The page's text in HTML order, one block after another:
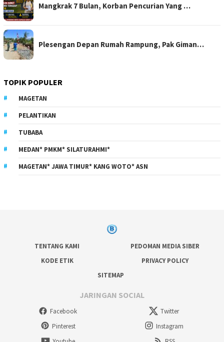
Mangkrak 7 Bulan, Korban Pencurian Yang …
Plesengan Depan Rumah Rampung, Pak Giman…
TOPIK POPULER
MAGETAN
PELANTIKAN
TUBABA
MEDAN* PMKM* SILATURAHMI*
MAGETAN* JAWA TIMUR* KANG WOTO* ASN
TENTANG KAMI
PEDOMAN MEDIA SIBER
KODE ETIK
PRIVACY POLICY
SITEMAP
JARINGAN SOCIAL
Facebook
Twitter
Pinterest
Instagram